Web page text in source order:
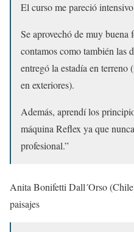
El curso me pareció
Se aprovechó de muy
contamos como también las
entregó la estadía en terreno
en exteriores).
Además, aprendí los
máquina Reflex ya que
profesional.”
Anita Bonifetti Dall´Orso
paisajes